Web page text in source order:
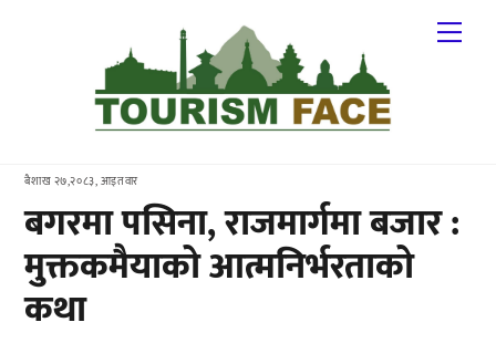
बैशाख २७,२०८३, आइतवार
बगरमा पसिना, राजमार्गमा बजार :
मुक्तकमैयाको आत्मनिर्भरताको
कथा